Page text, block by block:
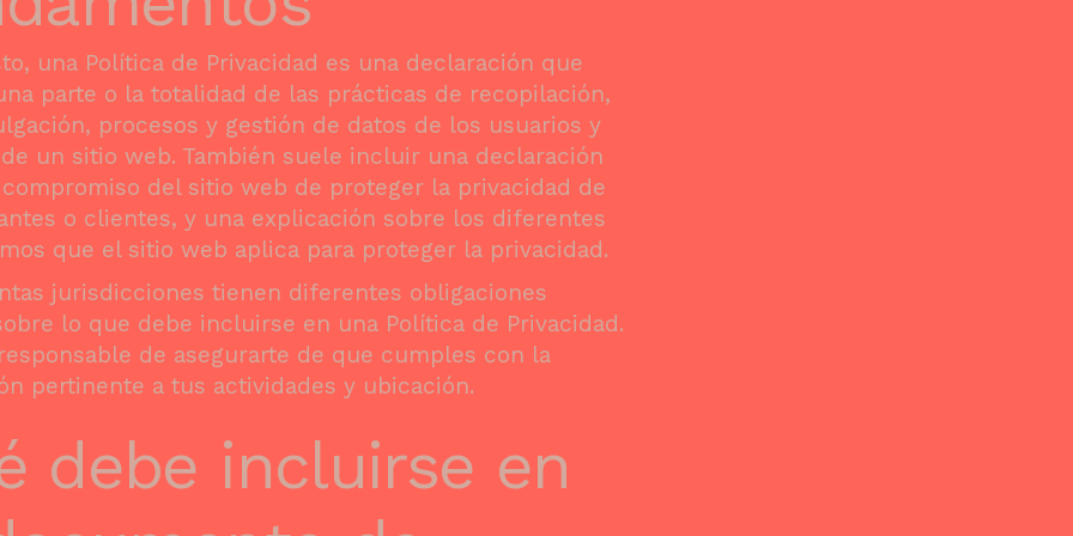
una Política de Privacidad es una declaración que
parte o la totalidad de las prácticas de recopilación,
procesos y gestión de datos de los usuarios y
un sitio web. También suele incluir una declaración
del sitio web de proteger la privacidad de
o clientes, y una explicación sobre los diferentes
que el sitio web aplica para proteger la privacidad.
jurisdicciones tienen diferentes obligaciones
lo que debe incluirse en una Política de Privacidad.
de asegurarte de que cumples con la
pertinente a tus actividades y ubicación.
debe incluirse en